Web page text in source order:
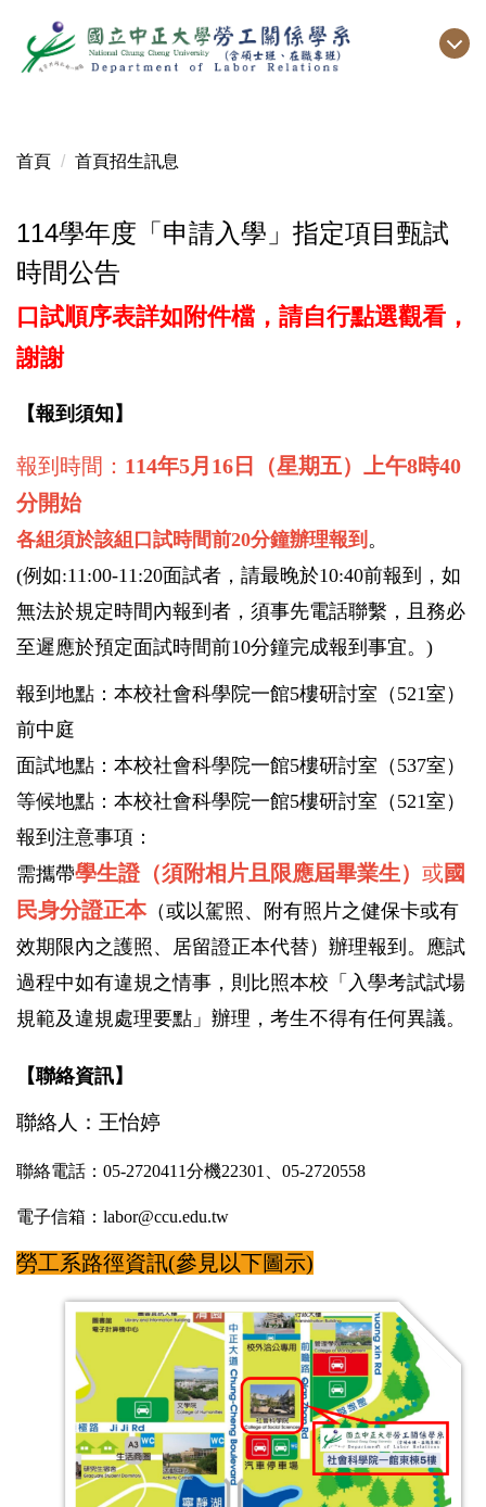
到
主
區
首頁 首頁招生訊息
114學年度「申請入學」指定項目甄試
時間公告
口試順序表詳如附件檔，請自行點選觀看，
謝謝
【報到須知】
報到時間： 114年5月 16 日（星期五）上午8時40
分開始
各組須於該組口試時間前20分鐘辦理報到 。
(例如:11:00-11:20面試者，請最晚於10:40前報到，如
無法於規定時間內報到者，須事先電話聯繫，且務必
至遲應於預定面試時間前10分鐘完成報到事宜。)
報到地點：本校社會科學院一館5樓研討室（521室）
前中庭
面試地點：本校社會科學院一館5樓研討室（537室）
等候地點：本校社會科學院一館5樓研討室（521室）
報到注意事項：
需攜帶學生證（須附相片且限應屆畢業生） 或國
民身分證正本（或以駕照、附有照片之健保卡或有
效期限內之護照、居留證正本代替）辦理報到。應試
過程中如有違規之情事，則比照本校「入學考試試場
規範及違規處理要點」辦理，考生不得有任何異議。
【聯絡資訊】
聯絡人：王怡婷
聯絡電話：05-2720411分機22301、05-2720558
電子信箱：labor@ccu.edu.tw
勞工系路徑資訊(參見以下圖示)